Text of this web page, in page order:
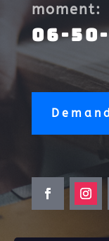
moment:
06-